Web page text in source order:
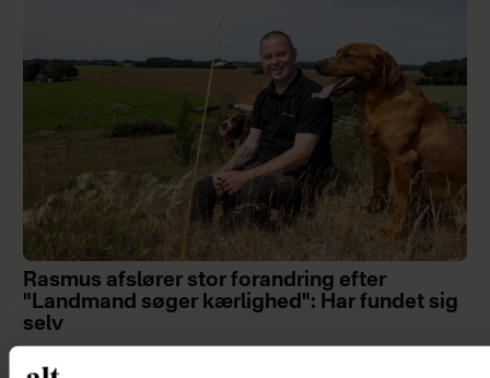
Rasmus afslører stor forandring efter
"Landmand søger kærlighed": Har fundet sig
selv